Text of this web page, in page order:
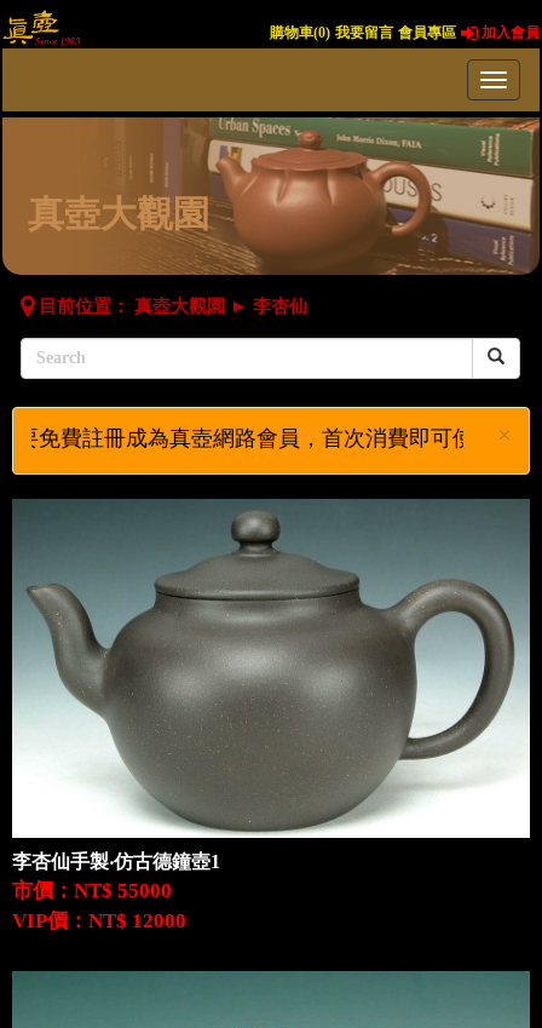
購物車(0) 我要留言 會員專區 加入會員
真壺大觀園
目前位置：真壺大觀園 ►李杏仙
×
成為真壺網路會員，首次消費即可使用VIP價購買作
李杏仙手製‧仿古德鐘壺1
市價：NT$ 55000
VIP價：NT$ 12000